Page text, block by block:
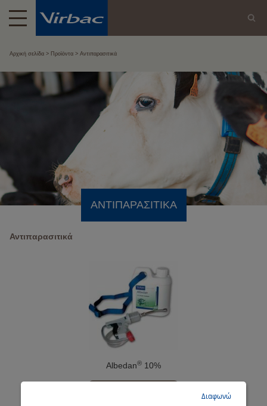
Αρχική σελίδα Προϊόντα Αντιπαρασιτικά
ΑΝΤΙΠΑΡΑΣΙΤΙΚΆ
Αντιπαρασιτικά
Albedan® 10%
Διαφωνώ